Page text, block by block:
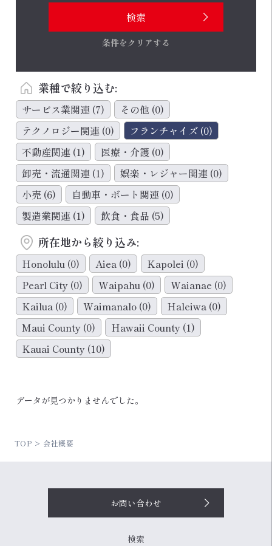
条件をクリアする
業種で絞り込む:
サービス業関連 (7) その他 (0)
テクノロジー関連 (0) フランチャイズ (0)
不動産関連 (1) 医療・介護 (0)
卸売・流通関連 (1) 娯楽・レジャー関連 (0)
小売 (6) 自動車・ボート関連 (0)
製造業関連 (1) 飲食・食品 (5)
所在地から絞り込み:
Honolulu (0) Aiea (0) Kapolei (0)
Pearl City (0) Waipahu (0) Waianae (0)
Kailua (0) Waimanalo (0) Haleiwa (0)
Maui County (0) Hawaii County (1)
Kauai County (10)
データが見つかりませんでした。
TOP 会社概要
お問い合わせ
検索